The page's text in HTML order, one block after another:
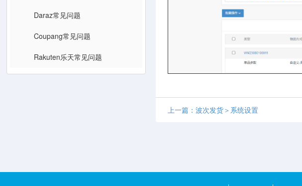
Daraz常见问题
Coupang常见问题
Rakuten乐天常见问题
上一篇：波次发货＞系统设置